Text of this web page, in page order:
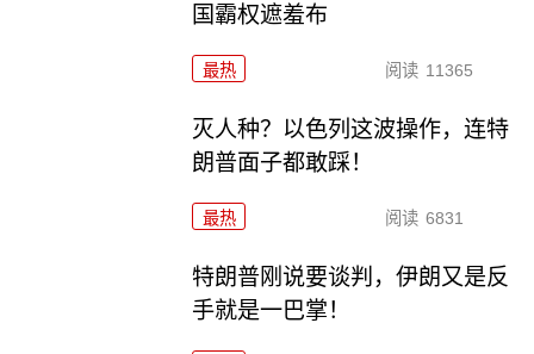
国霸权遮羞布
最热 阅读 11365
灭人种？以色列这波操作，连特
朗普面子都敢踩！
最热 阅读 6831
特朗普刚说要谈判，伊朗又是反
手就是一巴掌！